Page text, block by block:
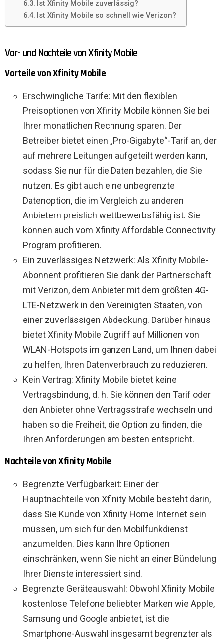
Ist Xfinity Mobile zuverlässig?
Ist Xfinity Mobile so schnell wie Verizon?
Vor- und Nachteile von Xfinity Mobile
Vorteile von Xfinity Mobile
Erschwingliche Tarife: Mit den flexiblen
Preisoptionen von Xfinity Mobile können Sie bei
Ihrer monatlichen Rechnung sparen. Der
Betreiber bietet einen „Pro-Gigabyte“-Tarif an, der
auf mehrere Leitungen aufgeteilt werden kann,
sodass Sie nur für die Daten bezahlen, die Sie
nutzen. Es gibt auch eine unbegrenzte
Datenoption, die im Vergleich zu anderen
Anbietern preislich wettbewerbsfähig ist. Sie
können auch vom Xfinity Affordable Connectivity
Program profitieren.
Ein zuverlässiges Netzwerk: Als Xfinity Mobile-
Abonnent profitieren Sie dank der Partnerschaft
mit Verizon, dem Anbieter mit dem größten 4G-
LTE-Netzwerk in den Vereinigten Staaten, von
einer zuverlässigen Abdeckung. Darüber hinaus
bietet Xfinity Mobile Zugriff auf Millionen von
WLAN-Hotspots im ganzen Land, um Ihnen dabei
zu helfen, Ihren Datenverbrauch zu reduzieren.
Kein Vertrag: Xfinity Mobile bietet keine
Vertragsbindung, d. h. Sie können den Tarif oder
den Anbieter ohne Vertragsstrafe wechseln und
haben so die Freiheit, die Option zu finden, die
Ihren Anforderungen am besten entspricht.
Nachteile von Xfinity Mobile
Begrenzte Verfügbarkeit: Einer der
Hauptnachteile von Xfinity Mobile besteht darin,
dass Sie Kunde von Xfinity Home Internet sein
müssen, um sich für den Mobilfunkdienst
anzumelden. Dies kann Ihre Optionen
einschränken, wenn Sie nicht an einer Bündelung
Ihrer Dienste interessiert sind.
Begrenzte Geräteauswahl: Obwohl Xfinity Mobile
kostenlose Telefone beliebter Marken wie Apple,
Samsung und Google anbietet, ist die
Smartphone-Auswahl insgesamt begrenzter als